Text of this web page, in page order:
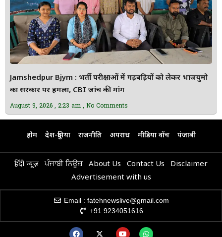
Jamshedpur Bjym : भर्ती परीक्षाओं में गड़बड़ियों को लेकर भाजयुमो
का सरकार पर हमला, CBI जांच की मांग
August 9, 2026 2:23 am No Comments
होम देश-दुनिया राजनीति अपराध मीडिया वॉच पंजाबी
हिंदी न्यूज़ ਪੰਜਾਬੀ ਨਿਊਜ਼ About Us Contact Us
Disclaimer
Advertisement with us
Email : fatehnewslive@gmail.com
+91 9234051616